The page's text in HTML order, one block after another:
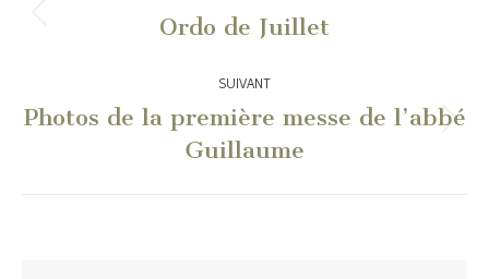
Article
:
Ordo de Juillet
SUIVANT
Article
suivant
:
Photos de la première messe de l’abbé
Guillaume